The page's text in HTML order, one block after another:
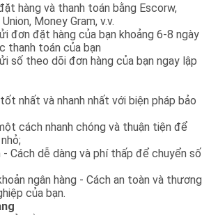
hàng và thanh toán bằng Escorw,
Money Gram, v.v.
đơn đặt hàng của bạn khoảng 6-8 ngày
thanh toán của bạn
số theo dõi đơn hàng của bạn ngay lập
nhất và nhanh nhất với biện pháp bảo
cách nhanh chóng và thuận tiện để
- Cách dễ dàng và phí thấp để chuyển số
ngân hàng - Cách an toàn và thương
của bạn.